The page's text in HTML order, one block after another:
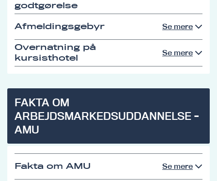
godtgørelse
Afmeldingsgebyr Se mere
Overnatning på
kursisthotel
Se mere
FAKTA OM
ARBEJDSMARKEDSUDDANNELSE -
AMU
Fakta om AMU Se mere